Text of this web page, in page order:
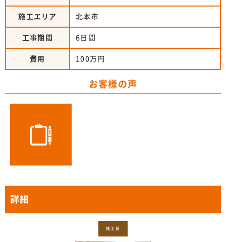
施工エリア 北本市
工事期間 6日間
費用 100万円
お客様の声
詳細
施工前